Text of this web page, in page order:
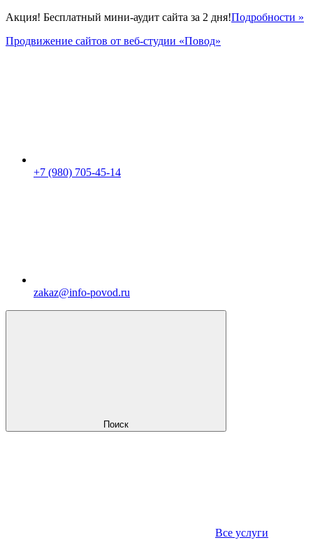
Акция! Бесплатный мини-аудит сайта за 2 дня!Подробности »
Продвижение сайтов от веб-студии «Повод»
+7 (980) 705-45-14
zakaz@info-povod.ru
Поиск
Все услуги